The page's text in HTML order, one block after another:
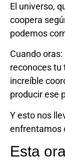
El universo,
coopera
podemos
Cuando oras:
reconoces tu
increíble
producir ese
Y esto nos
enfrentamos
Esta